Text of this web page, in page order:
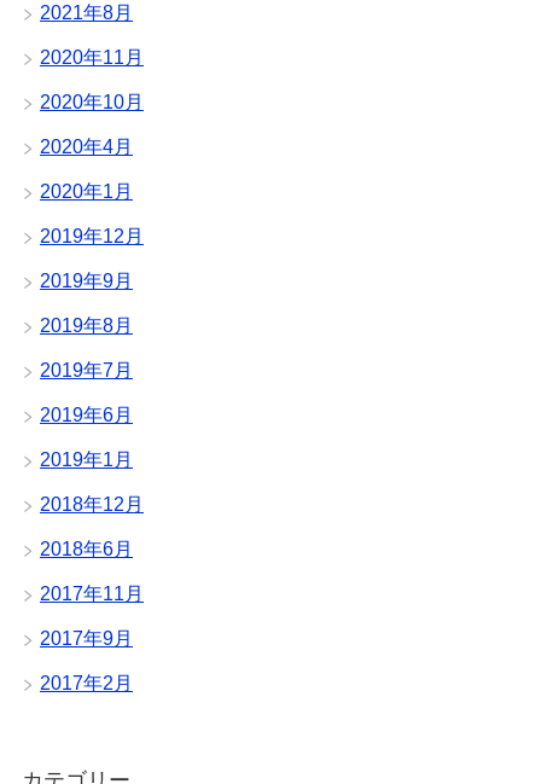
2021年8月
2020年11月
2020年10月
2020年4月
2020年1月
2019年12月
2019年9月
2019年8月
2019年7月
2019年6月
2019年1月
2018年12月
2018年6月
2017年11月
2017年9月
2017年2月